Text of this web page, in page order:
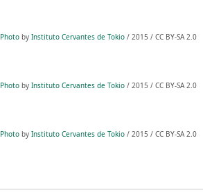
Photoby Instituto Cervantes de Tokio/ 2015 / CC BY-SA 2.0
Photoby Instituto Cervantes de Tokio/ 2015 / CC BY-SA 2.0
Photoby Instituto Cervantes de Tokio/ 2015 / CC BY-SA 2.0